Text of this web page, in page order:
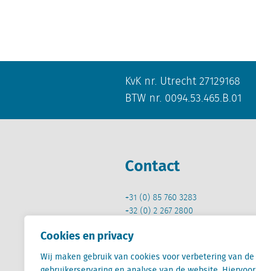
Cookies en privacy
Wij maken gebruik van cookies voor verbetering van de
KvK nr. Utrecht 27129168
BTW nr. 0094.53.465.B.01
Contact
+31 (0) 85 760 3283
+32 (0) 2 267 2800
info@locatus.com